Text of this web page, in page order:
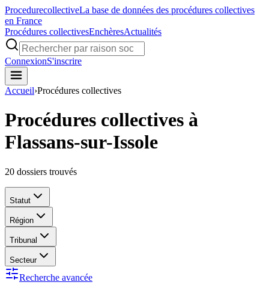
ProcedurecollectiveLa base de données des procédures collectives
en France
Procédures collectivesEnchèresActualités
ConnexionS'inscrire
Accueil›Procédures collectives
Procédures collectives à
Flassans-sur-Issole
20 dossiers trouvés
Statut
Région
Tribunal
Secteur
Recherche avancée